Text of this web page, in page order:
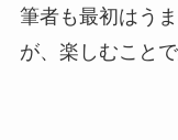
筆者も最初はう
が、楽しむこと